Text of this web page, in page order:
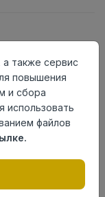
также сервис
повышения
и сбора
использовать
файлов